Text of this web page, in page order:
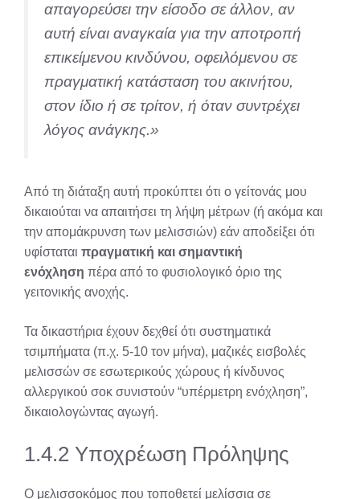
απαγορεύσει την είσοδο σε άλλον, αν
αυτή είναι αναγκαία για την αποτροπή
επικείμενου κινδύνου, οφειλόμενου σε
πραγματική κατάσταση του ακινήτου,
στον ίδιο ή σε τρίτον, ή όταν συντρέχει
λόγος ανάγκης.»
Από τη διάταξη αυτή προκύπτει ότι ο γείτονάς μου
δικαιούται να απαιτήσει τη λήψη μέτρων (ή ακόμα και
την απομάκρυνση των μελισσιών) εάν αποδείξει ότι
υφίσταται πραγματική και σημαντική
ενόχληση πέρα από το φυσιολογικό όριο της
γειτονικής ανοχής.
Τα δικαστήρια έχουν δεχθεί ότι συστηματικά
τσιμπήματα (π.χ. 5-10 τον μήνα), μαζικές εισβολές
μελισσών σε εσωτερικούς χώρους ή κίνδυνος
αλλεργικού σοκ συνιστούν “υπέρμετρη ενόχληση”,
δικαιολογώντας αγωγή.
1.4.2 Υποχρέωση Πρόληψης
Ο μελισσοκόμος που τοποθετεί μελίσσια σε